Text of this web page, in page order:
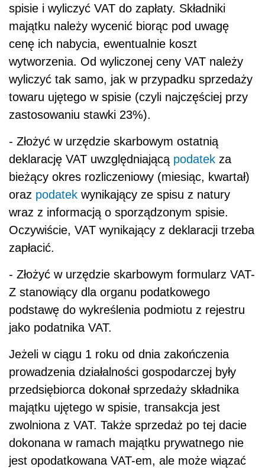
spisie i wyliczyć VAT do zapłaty. Składniki
majątku należy wycenić biorąc pod uwagę
cenę ich nabycia, ewentualnie koszt
wytworzenia. Od wyliczonej ceny VAT należy
wyliczyć tak samo, jak w przypadku sprzedaży
towaru ujętego w spisie (czyli najczęściej przy
zastosowaniu stawki 23%).
- Złożyć w urzędzie skarbowym ostatnią
deklarację VAT uwzględniającą podatek za
bieżący okres rozliczeniowy (miesiąc, kwartał)
oraz podatek wynikający ze spisu z natury
wraz z informacją o sporządzonym spisie.
Oczywiście, VAT wynikający z deklaracji trzeba
zapłacić.
- Złożyć w urzędzie skarbowym formularz VAT-
Z stanowiący dla organu podatkowego
podstawę do wykreślenia podmiotu z rejestru
jako podatnika VAT.
Jeżeli w ciągu 1 roku od dnia zakończenia
prowadzenia działalności gospodarczej były
przedsiębiorca dokonał sprzedaży składnika
majątku ujętego w spisie, transakcja jest
zwolniona z VAT. Także sprzedaż po tej dacie
dokonana w ramach majątku prywatnego nie
jest opodatkowana VAT-em, ale może wiązać